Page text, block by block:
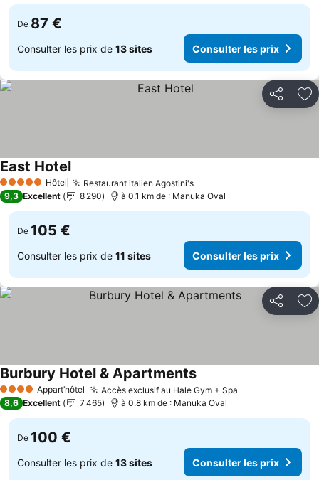
De 87 €
Consulter les prix de 13 sites Consulter les prix
Partager
5 Étoiles Hôtel Restaurant italien Agostini's
East Hotel
9,3 Excellent 8 290 à 0.1 km de : Manuka Oval
De 105 €
Consulter les prix de 11 sites Consulter les prix
Partager
4 Étoiles Appart’hôtel Accès exclusif au Hale Gym + Spa
Burbury Hotel & Apartments
8,6 Excellent 7 465 à 0.8 km de : Manuka Oval
De 100 €
Consulter les prix de 13 sites Consulter les prix